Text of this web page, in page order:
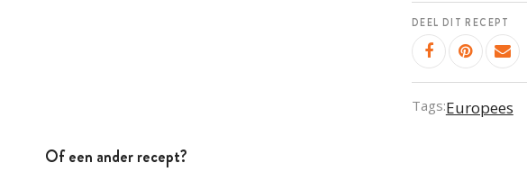
DEEL DIT RECEPT
Tags:Europees
Of een ander recept?